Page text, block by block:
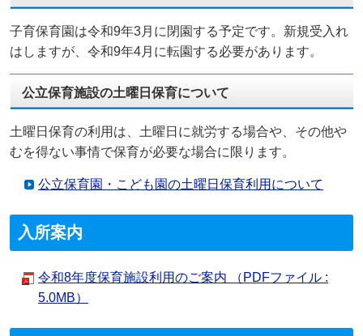
子育保育園は令和9年3月に閉園する予定です。新規受入れ
はしますが、令和9年4月に転園する必要があります。
公立保育施設の土曜日保育について
土曜日保育の利用は、土曜日に就労する場合や、その他や
むを得ない事情で保育が必要な場合に限ります。
公立保育園・こども園の土曜日保育利用について
入所案内
令和8年度保育施設利用のご案内 （PDFファイル :
5.0MB）